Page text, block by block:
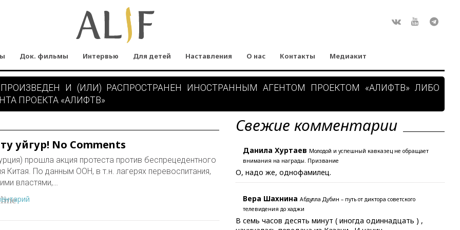
Док. фильмы Интервью Для детей Наставления О нас Контакты Медиакит
И (ИЛИ) РАСПРОСТРАНЕН ИНОСТРАННЫМ АГЕНТОМ ПРОЕКТОМ «АЛИФТВ» ЛИБО
ПРОЕКТА «АЛИФТВ»
уйгур! No Comments
прошла акция протеста против беспрецедентного
Китая. По данным ООН, в т.н. лагерях перевоспитания,
властями,…
Свежие комментарии
Данила Хуртаев Молодой и успешный кавказец не обращает
внимания на награды. Призвание
О, надо же, однофамилец.
Вера Шахнина Абдулла Дубин – путь от диктора советского
телевидения до хаджи
В семь часов десять минут ( иногда одиннадцать ) ,